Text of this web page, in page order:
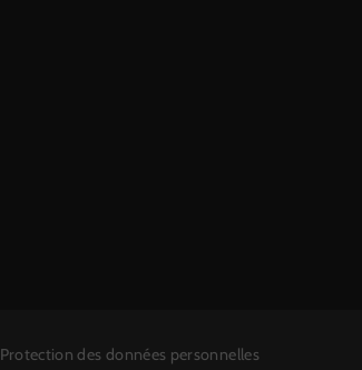
Protection des données personnelles